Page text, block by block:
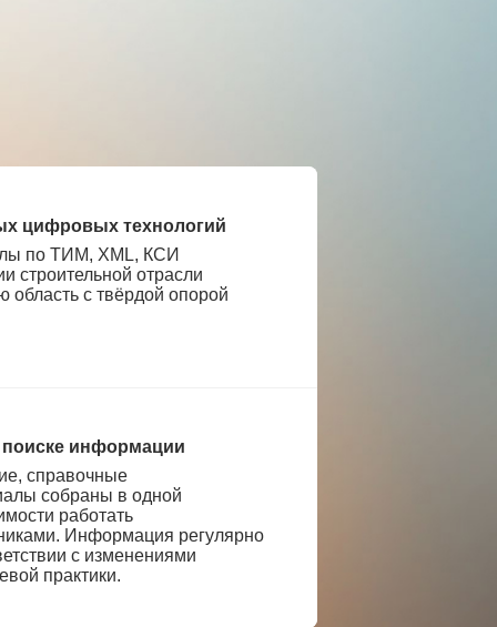
цифровых технологий
по ТИМ, XML, КСИ
строительной отрасли
область с твёрдой опорой
информации
справочные
собраны в одной
работать
Информация регулярно
с изменениями
практики.